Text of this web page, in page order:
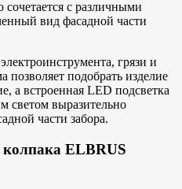
с различными
вид фасадной части
грязи и
подобрать изделие
а встроенная LED подсветка
светом выразительно
части забора.
ELBRUS